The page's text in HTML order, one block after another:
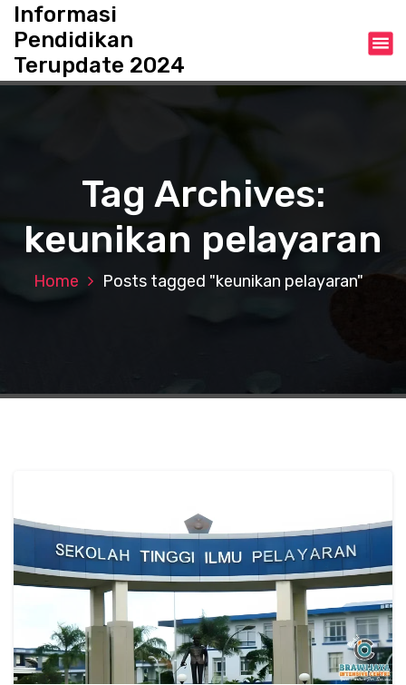
t
Informasi
Pendidikan
Terupdate 2024
Tag Archives:
keunikan pelayaran
Home Posts tagged "keunikan pelayaran"